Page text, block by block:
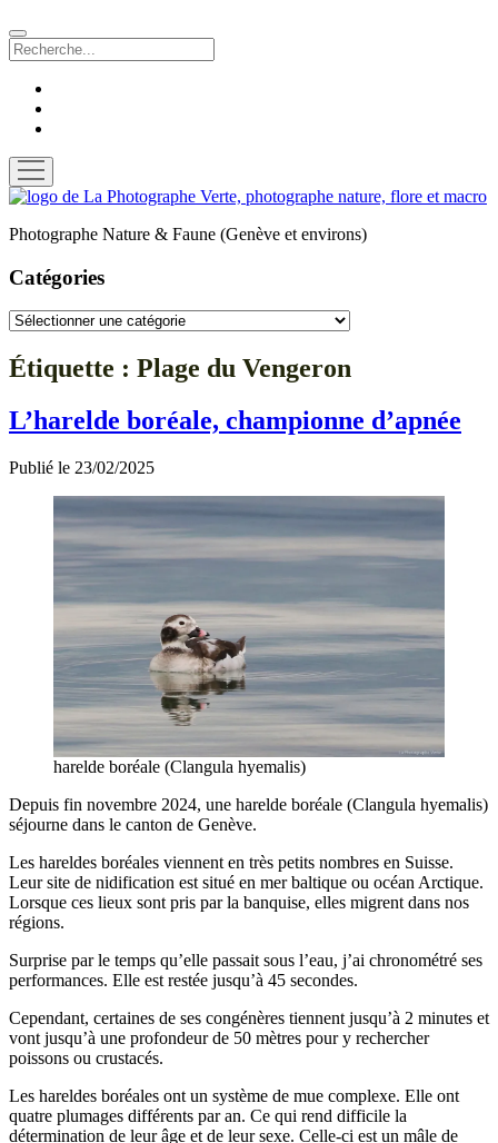
Recherche
ouvrir
menu
La
Verte
Photographe Nature & Faune (Genève et environs)
Catégories
Catégories
Étiquette : Plage du Vengeron
L’harelde boréale, championne d’apnée
Publié le 23/02/2025
harelde boréale (Clangula hyemalis)
Depuis fin novembre 2024, une harelde boréale (Clangula hyemalis)
séjourne dans le canton de Genève.
Les hareldes boréales viennent en très petits nombres en Suisse.
Leur site de nidification est situé en mer baltique ou océan Arctique.
Lorsque ces lieux sont pris par la banquise, elles migrent dans nos
régions.
Surprise par le temps qu’elle passait sous l’eau, j’ai chronométré ses
performances. Elle est restée jusqu’à 45 secondes.
Cependant, certaines de ses congénères tiennent jusqu’à 2 minutes et
vont jusqu’à une profondeur de 50 mètres pour y rechercher
poissons ou crustacés.
Les hareldes boréales ont un système de mue complexe. Elle ont
quatre plumages différents par an. Ce qui rend difficile la
détermination de leur âge et de leur sexe. Celle-ci est un mâle de